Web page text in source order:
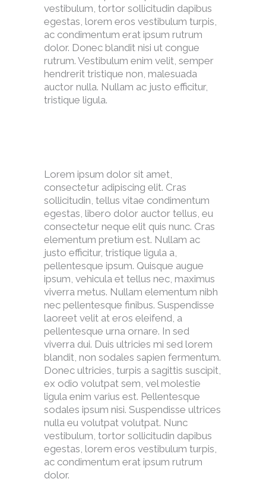
vestibulum, tortor sollicitudin dapibus
egestas, lorem eros vestibulum turpis,
ac condimentum erat ipsum rutrum
dolor. Donec blandit nisi ut congue
rutrum. Vestibulum enim velit, semper
hendrerit tristique non, malesuada
auctor nulla. Nullam ac justo efficitur,
tristique ligula.
Lorem ipsum dolor sit amet,
consectetur adipiscing elit. Cras
sollicitudin, tellus vitae condimentum
egestas, libero dolor auctor tellus, eu
consectetur neque elit quis nunc. Cras
elementum pretium est. Nullam ac
justo efficitur, tristique ligula a,
pellentesque ipsum. Quisque augue
ipsum, vehicula et tellus nec, maximus
viverra metus. Nullam elementum nibh
nec pellentesque finibus. Suspendisse
laoreet velit at eros eleifend, a
pellentesque urna ornare. In sed
viverra dui. Duis ultricies mi sed lorem
blandit, non sodales sapien fermentum.
Donec ultricies, turpis a sagittis suscipit,
ex odio volutpat sem, vel molestie
ligula enim varius est. Pellentesque
sodales ipsum nisi. Suspendisse ultrices
nulla eu volutpat volutpat. Nunc
vestibulum, tortor sollicitudin dapibus
egestas, lorem eros vestibulum turpis,
ac condimentum erat ipsum rutrum
dolor.